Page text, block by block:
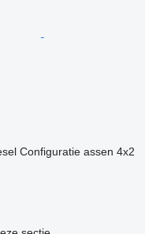
Configuratie assen 4x2